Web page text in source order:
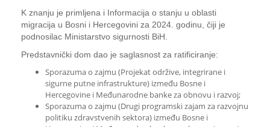
K znanju je primljena i Informacija o stanju u oblasti
migracija u Bosni i Hercegovini za 2024. godinu, čiji je
podnosilac Ministarstvo sigurnosti BiH.
Predstavnički dom dao je saglasnost za ratificiranje:
Sporazuma o zajmu (Projekat održive, integrirane i
sigurne putne infrastrukture) između Bosne i
Hercegovine i Međunarodne banke za obnovu i razvoj;
Sporazuma o zajmu (Drugi programski zajam za razvojnu
politiku zdravstvenih sektora) između Bosne i